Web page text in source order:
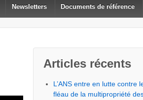
Newsletters Documents de référence
Articles récents
L’ANS entre en lutte contre
fléau de la multipropriété